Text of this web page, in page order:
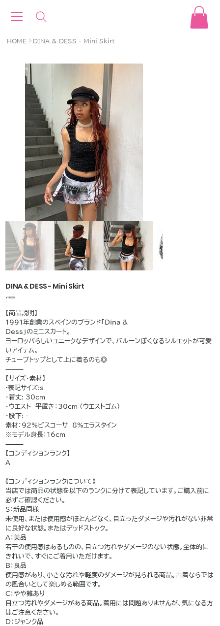
HOME > DINA & DESS - Mini Skirt
DINA & DESS - Mini Skirt
価
￥14,990
【商品説明】
1991年創業のスペインのブランド「Dina &
Dess」のミニスカート。
ヨーロッパらしいユニークなデザインで、バルーンぽくなるシルエットが可愛
いアイテム。
チューブトップとして上に着るのも◎
⸻
【サイズ・素材】
•表記サイズ:s
・着丈: 30cm
・ウエスト 平置き：30cm （ウエストゴム）
・股下: -
素材：92%ビスコーサ 8%エラスタイン
※モデル身長：16cm
⸻
【コンディションランク】
A
《コンディションランクについて》
当店では商品の状態を以下のランクに分けて表記しています。ご購入前に
必ずご確認ください。
S：新品同様
未使用、または使用感がほとんどなく、目立ったダメージや汚れがない非常
に良好な状態。またはデッドストック。
A：美品
若干の使用感はあるものの、目立つ汚れやダメージのない状態。全体的に
きれいで、すぐにご着用いただけます。
B：良品
使用感があり、小さな汚れや軽度のダメージが見られる商品。古着ならでは
の風合いとして楽しめる範囲です。
C：やや難あり
目立つ汚れやダメージがある商品。着用には問題ありませんが、気になる方
はご注意ください。
D：ジャンク品